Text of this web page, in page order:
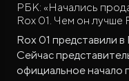
РБК: «Начались
Rox 01. Чем он лучше
Rox 01 представили
Сейчас
официальное начало